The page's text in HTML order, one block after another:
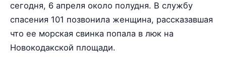
сегодня, 6 апреля около полудня. В службу
спасения 101 позвонила женщина, рассказавшая
что ее морская свинка попала в люк на
Новокодакской площади.